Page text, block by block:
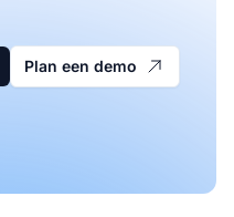
Plan een demo